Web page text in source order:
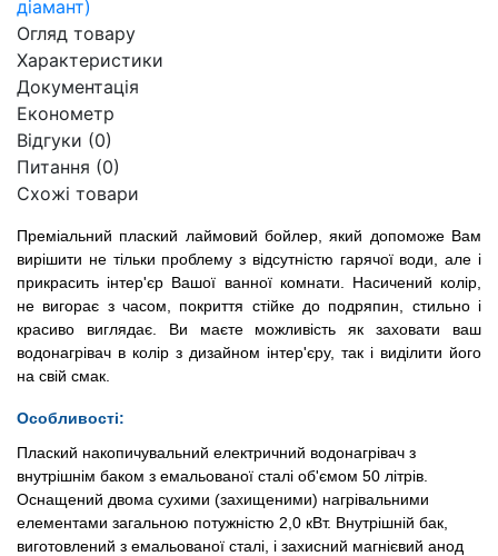
Огляд товару
Характеристики
Документація
Економетр
Відгуки (0)
Питання (0)
Схожі товари
Преміальний плаский лаймовий бойлер, який допоможе Вам
вирішити не тільки проблему з відсутністю гарячої води, але і
прикрасить інтер'єр Вашої ванної комнати. Насичений колір,
не вигорає з часом, покриття стійке до подряпин, стильно і
красиво виглядає. Ви маєте можливість як заховати ваш
водонагрівач в колір з дизайном інтер'єру, так і виділити його
на свій смак.
Особливості:
Плаский накопичувальний електричний водонагрівач з
внутрішнім баком з емальованої сталі об'ємом 50 літрів.
Оснащений двома сухими (захищеними) нагрівальними
елементами загальною потужністю 2,0 кВт. Внутрішній бак,
виготовлений з емальованої сталі, і захисний магнієвий анод